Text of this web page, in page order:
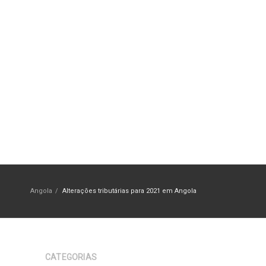
Angola / Alterações tributárias para 2021 em Angola
CATEGORIAS